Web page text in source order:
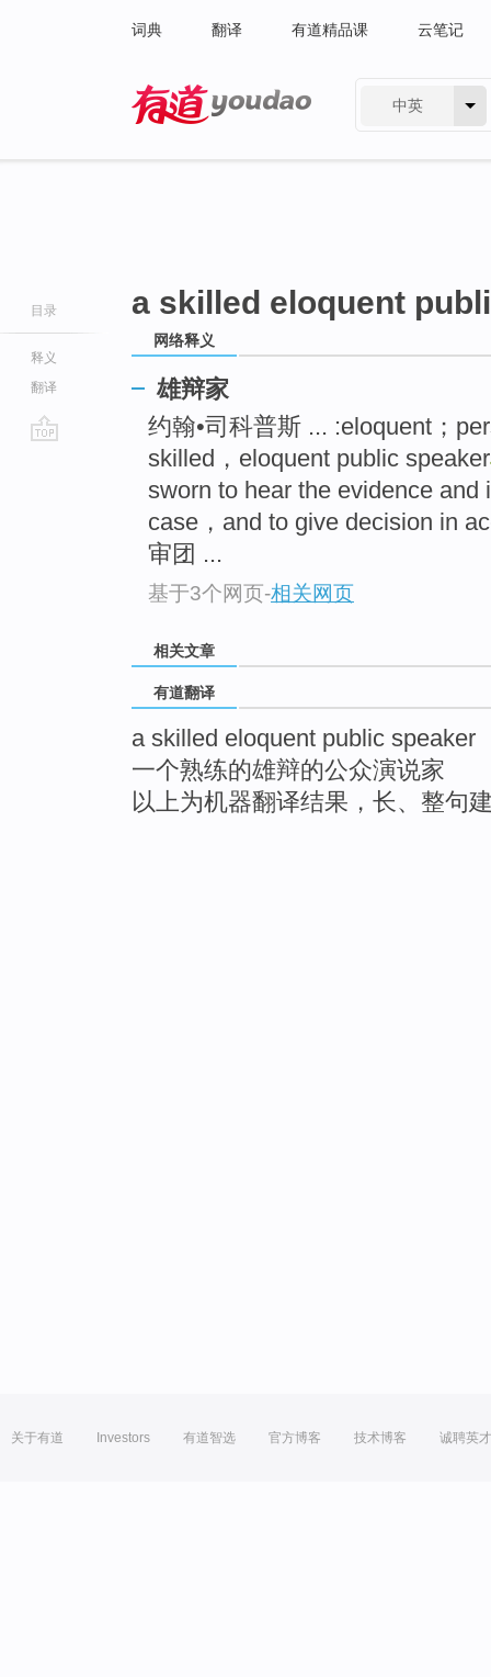
词典 翻译 有道精品课 云笔记
中英
目录
释义
翻译
a skilled eloquent
网络释义
雄辩家
约翰•司科普斯 ... :eloquent；
skilled，eloquent public speaker
sworn to hear the evidence
case，and to give decision in
审团 ...
基于3个网页-相关网页
相关文章
有道翻译
a skilled eloquent public speaker
一个熟练的雄辩的公众演说家
以上为机器翻译结果，长、整句
关于有道 Investors 有道智选 官方博客 技术博客 诚聘英才